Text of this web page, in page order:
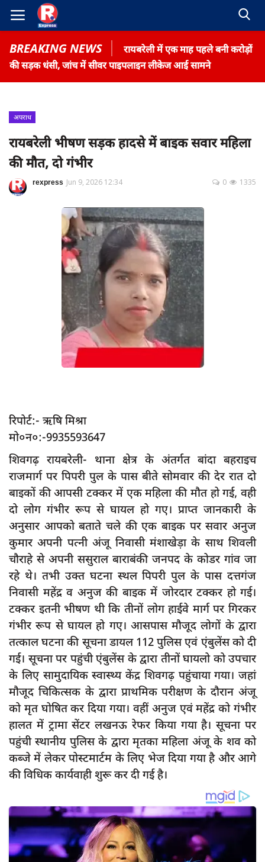
BREAKING NEWS
रायबरेली में एक माह पहले बनी करोड़ों
की सड़क धंसी, जांच में सीवर पाइपलाइन लीकेज आई सामने
Home
Contact
Terms & Conditions
रोजगार समाचार
Privacy Policy
साक्षात्कार
सामाजिक
खेल
latest
प्रशासनिक
दुर्घटना
editors-pick
other
Register
English
अपराध
रायबरेली भीषण सड़क हादसे में बाइक सवार महिला
की मौत, दो गंभीर
rexpress Jun 9, 2026 12:34 1335
0
रिपोर्ट:- ऋषि मिश्रा
मो०न०:-9935593647
शिवगढ़ रायबरेली- थाना क्षेत्र के अंतर्गत बांदा बहराइच
राजमार्ग पर पिपरी पुल के पास बीते सोमवार की देर रात दो
बाइकों की आपसी टक्कर में एक महिला की मौत हो गई, वही
दो लोग गंभीर रूप से घायल हो गए। प्राप्त जानकारी के
अनुसार आपको बताते चले की एक बाइक पर सवार अनुज
कुमार अपनी पत्नी अंजू निवासी मंशाखेड़ा के साथ शिवली
चौराहे से अपनी ससुराल बाराबंकी जनपद के कोडर गांव जा
रहे थे। तभी उक्त घटना स्थल पिपरी पुल के पास दत्तगंज
निवासी महेंद्र व अनुज की बाइक में जोरदार टक्कर हो गई।
टक्कर इतनी भीषण थी कि तीनों लोग हाईवे मार्ग पर गिरकर
गंभीर रूप से घायल हो गए। आसपास मौजूद लोगों के द्वारा
तत्काल घटना की सूचना डायल 112 पुलिस एवं एंबुलेंस को दी
गई। सूचना पर पहुंची एंबुलेंस के द्वारा तीनों घायलो को उपचार
के लिए सामुदायिक स्वास्थ्य केंद्र शिवगढ़ पहुंचाया गया। जहां
मौजूद चिकित्सक के द्वारा प्राथमिक परीक्षण के दौरान अंजू
को मृत घोषित कर दिया गया। वहीं अनुज एवं महेंद्र को गंभीर
हालत में ट्रामा सेंटर लखनऊ रेफर किया गया है। सूचना पर
पहुंची स्थानीय पुलिस के द्वारा मृतका महिला अंजू के शव को
कब्जे में लेकर पोस्टमार्टम के लिए भेज दिया गया है और आगे
की विधिक कार्यवाही शुरू कर दी गई है।